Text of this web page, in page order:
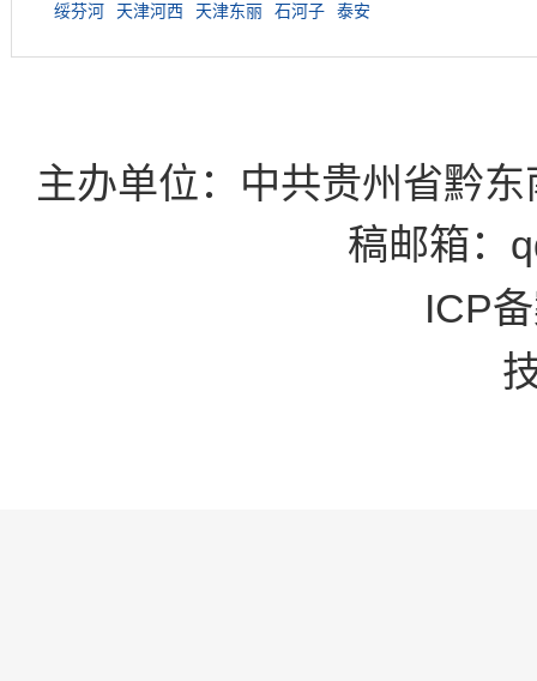
绥芬河 天津河西 天津东丽 石河子 泰安
主办单位：中共贵州省黔
稿邮箱：
ICP